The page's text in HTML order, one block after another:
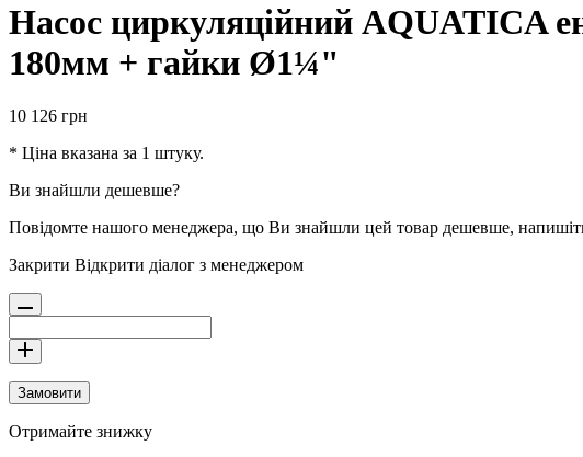
Насос циркуляційний AQUATICA
180мм + гайки Ø1¼"
10 126 грн
* Ціна вказана за 1 штуку.
Ви знайшли дешевше?
Повідомте нашого менеджера, що Ви знайшли цей товар дешевше,
Закрити Відкрити діалог з менеджером
Замовити
Отримайте знижку